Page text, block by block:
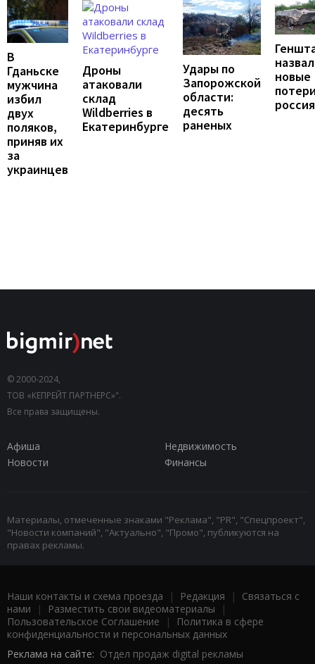
В
Гданьске
мужчина
избил
двух
поляков,
приняв их
за
украинцев
Дроны
атаковали
склад
Wildberries в
Екатеринбурге
Удары по
Запорожской
области:
десять
раненых
назвал
новые
© 2000-2024,
ТОВ «КЕПРЕЙТ ПАРТНЕРС»".
Все права защищены.
Афиша
Недвижимость
Новости
Финансы
Материалы, отмеченные знаками "Реклама", "PR", "Спецпроект",
"Новости компаний", "Актуально", "Промо", публикуются на
правах рекламы.
Наши контакты и схема проезда | Редакция | Связаться с
нами | Разместить свои видеоматериалы |
Пользовательское Соглашение |
Политика в сфере
конфиденциальности и персональных данных
Реклама на сайте: Отдел продаж digital рекламы